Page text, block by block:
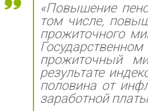
«Повышение
том числе,
прожиточного
прожиточный
результате
половина от
заработной платы